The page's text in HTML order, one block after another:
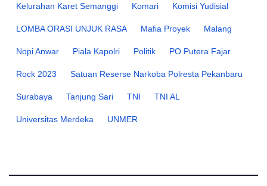
Kelurahan Karet Semanggi Komari Komisi Yudisial
LOMBA ORASI UNJUK RASA Mafia Proyek Malang
Nopi Anwar Piala Kapolri Politik PO Putera Fajar
Rock 2023 Satuan Reserse Narkoba Polresta Pekanbaru
Surabaya Tanjung Sari TNI TNI AL
Universitas Merdeka UNMER